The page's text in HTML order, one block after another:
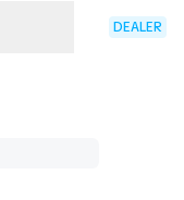
DEALER